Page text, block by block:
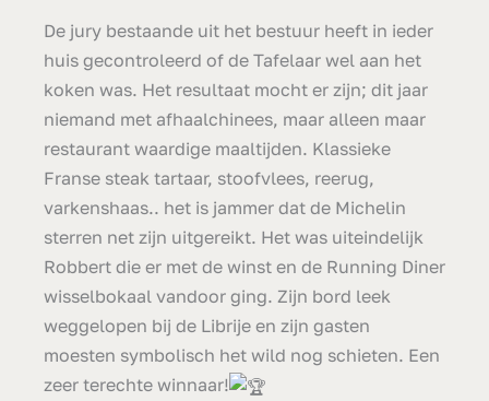
De jury bestaande uit het bestuur heeft in ieder
huis gecontroleerd of de Tafelaar wel aan het
koken was. Het resultaat mocht er zijn; dit jaar
niemand met afhaalchinees, maar alleen maar
restaurant waardige maaltijden. Klassieke
Franse steak tartaar, stoofvlees, reerug,
varkenshaas.. het is jammer dat de Michelin
sterren net zijn uitgereikt. Het was uiteindelijk
Robbert die er met de winst en de Running Diner
wisselbokaal vandoor ging. Zijn bord leek
weggelopen bij de Librije en zijn gasten
moesten symbolisch het wild nog schieten. Een
zeer terechte winnaar!